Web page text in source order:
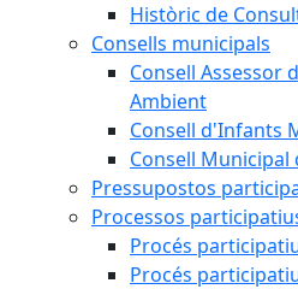
Històric de
Consells municipals
Consell Assessor
Ambient
Consell d'Infants
Consell Municipal
Pressupostos
Processos
Procés
Procés